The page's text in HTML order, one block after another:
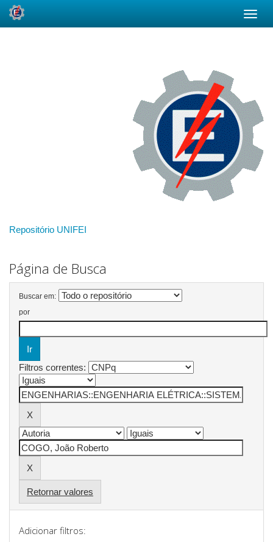
Repositório UNIFEI
Página de Busca
Buscar em:
por
Filtros correntes:
Retornar valores
Adicionar filtros: